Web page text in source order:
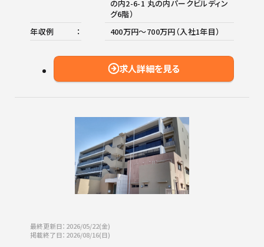
の内2-6-1 丸の内パークビルディン
グ6階）
年収例
400万円～700万円（入社1年目）
求人詳細を見る
最終更新日：2026/05/22(金)
掲載終了日：2026/08/16(日)